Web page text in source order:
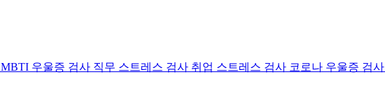
MBTI 우울증 검사 직무 스트레스 검사 취업 스트레스 검사 코로나 우울증 검사